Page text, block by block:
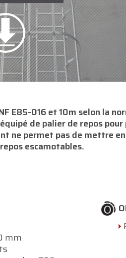
016 et 10m selon la
de palier de repos
ne permet pas de mettre
escamotables.
mm